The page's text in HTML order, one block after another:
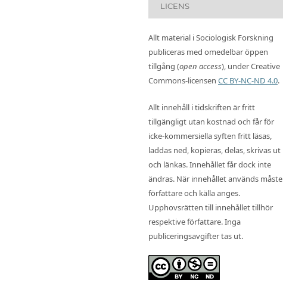
LICENS
Allt material i Sociologisk Forskning
publiceras med omedelbar öppen
tillgång (open access), under Creative
Commons-licensen CC BY-NC-ND 4.0.
Allt innehåll i tidskriften är fritt
tillgängligt utan kostnad och får för
icke-kommersiella syften fritt läsas,
laddas ned, kopieras, delas, skrivas ut
och länkas. Innehållet får dock inte
ändras. När innehållet används måste
författare och källa anges.
Upphovsrätten till innehållet tillhör
respektive författare. Inga
publiceringsavgifter tas ut.